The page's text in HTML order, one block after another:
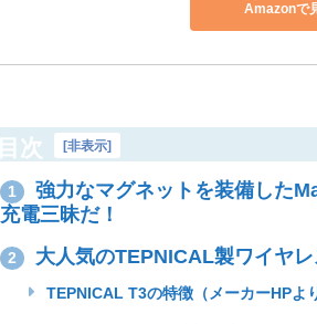
Amazonで
目次 [非表示]
1
強力なマグネットを装備した
充電三昧だ！
2 大人気のTEPNICAL製ワイヤ
TEPNICAL T3の特徴（メーカーHPよ